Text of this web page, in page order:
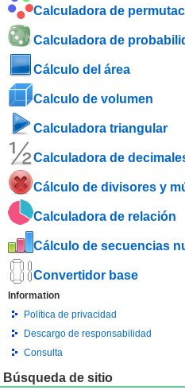
Calculadora de
Calculadora de
Cálculo del área
Calculo de volumen
Calculadora triangular
Calculadora de
Cálculo de divisores y
Calculadora de relación
Cálculo de secuencias
Convertidor base
Information
Política de privacidad
Descargo de responsabilidad
Consulta
Búsqueda de sitio